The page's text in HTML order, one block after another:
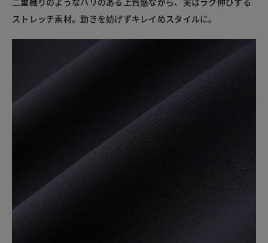
ストレッチ素材。動きを妨げずキレイめスタイルに。